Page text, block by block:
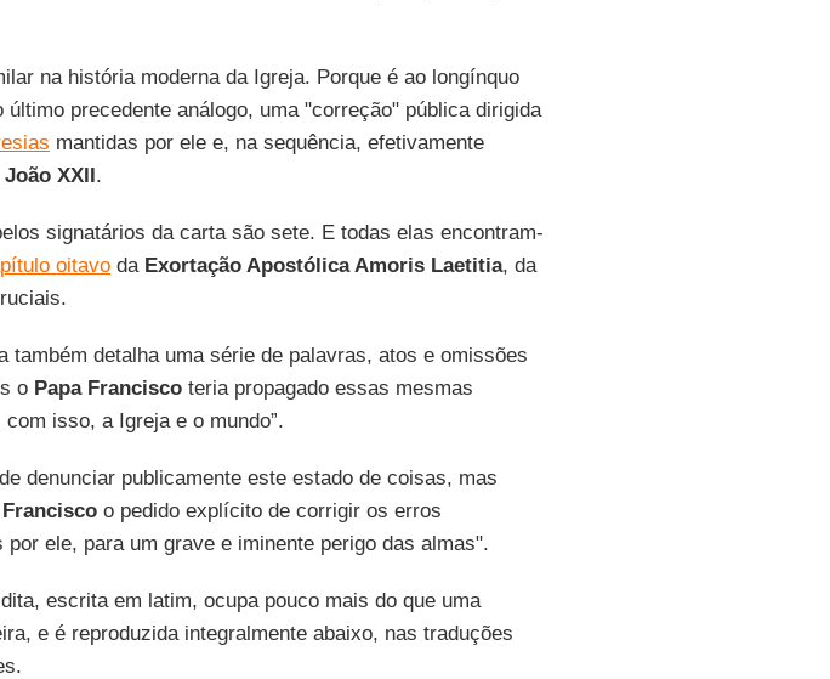
na história moderna da Igreja. Porque é ao longínquo
último precedente análogo, uma "correção" pública dirigida
mantidas por ele e, na sequência, efetivamente
João XXII.
signatários da carta são sete. E todas elas encontram-
oitavoda Exortação Apostólica Amoris Laetitia, da
também detalha uma série de palavras, atos e omissões
o Papa Franciscoteria propagado essas mesmas
isso, a Igreja e o mundo”.
denunciar publicamente este estado de coisas, mas
Franciscoo pedido explícito de corrigir os erros
por ele, para um grave e iminente perigo das almas".
escrita em latim, ocupa pouco mais do que uma
e é reproduzida integralmente abaixo, nas traduções